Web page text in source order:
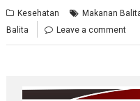
Kesehatan Makanan
Balita
Leave a comment